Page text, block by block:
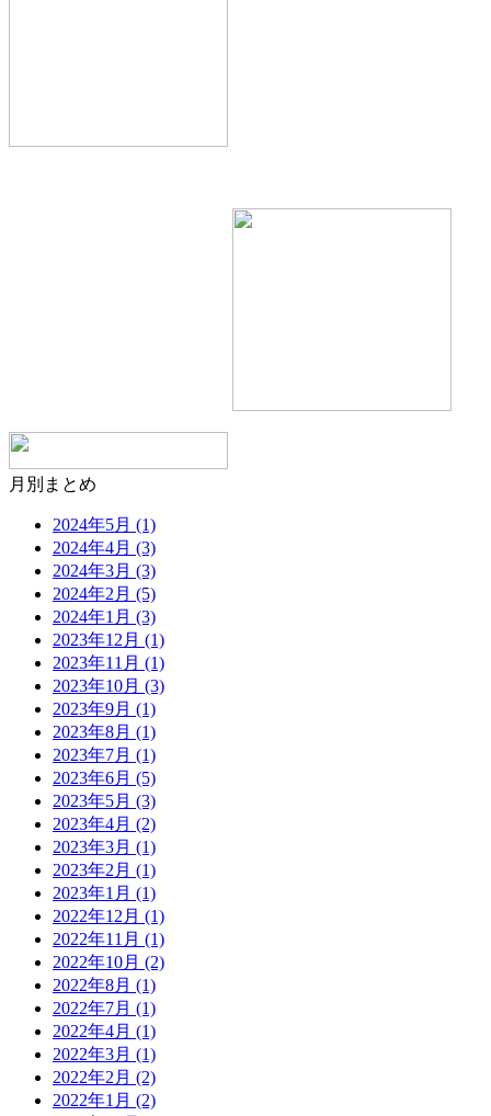
月別まとめ
2024年5月 (1)
2024年4月 (3)
2024年3月 (3)
2024年2月 (5)
2024年1月 (3)
2023年12月 (1)
2023年11月 (1)
2023年10月 (3)
2023年9月 (1)
2023年8月 (1)
2023年7月 (1)
2023年6月 (5)
2023年5月 (3)
2023年4月 (2)
2023年3月 (1)
2023年2月 (1)
2023年1月 (1)
2022年12月 (1)
2022年11月 (1)
2022年10月 (2)
2022年8月 (1)
2022年7月 (1)
2022年4月 (1)
2022年3月 (1)
2022年2月 (2)
2022年1月 (2)